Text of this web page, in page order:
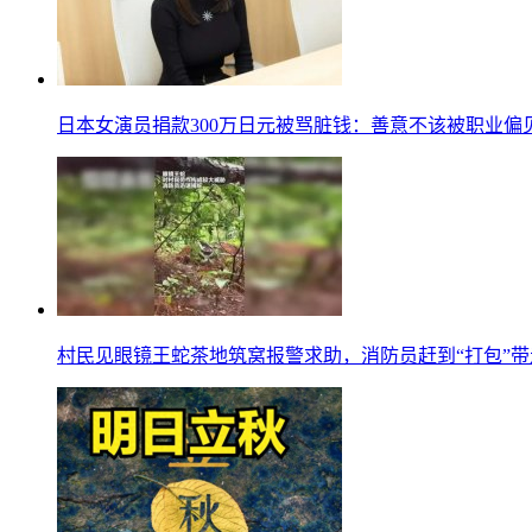
日本女演员捐款300万日元被骂脏钱：善意不该被职业偏
村民见眼镜王蛇茶地筑窝报警求助，消防员赶到“打包”带